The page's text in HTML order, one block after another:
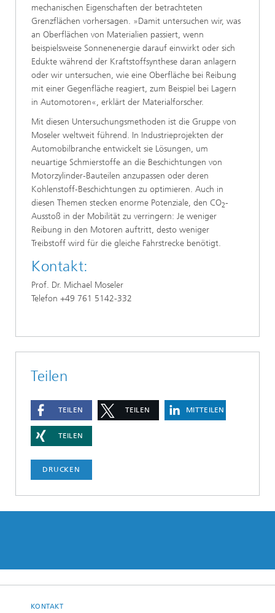
mechanischen Eigenschaften der betrachteten
Grenzflächen vorhersagen. »Damit untersuchen wir, was
an Oberflächen von Materialien passiert, wenn
beispielsweise Sonnenenergie darauf einwirkt oder sich
Edukte während der Kraftstoffsynthese daran anlagern
oder wir untersuchen, wie eine Oberfläche bei Reibung
mit einer Gegenfläche reagiert, zum Beispiel bei Lagern
in Automotoren«, erklärt der Materialforscher.
Mit diesen Untersuchungsmethoden ist die Gruppe von
Moseler weltweit führend. In Industrieprojekten der
Automobilbranche entwickelt sie Lösungen, um
neuartige Schmierstoffe an die Beschichtungen von
Motorzylinder-Bauteilen anzupassen oder deren
Kohlenstoff-Beschichtungen zu optimieren. Auch in
diesen Themen stecken enorme Potenziale, den CO2-
Ausstoß in der Mobilität zu verringern: Je weniger
Reibung in den Motoren auftritt, desto weniger
Treibstoff wird für die gleiche Fahrstrecke benötigt.
Kontakt:
Prof. Dr. Michael Moseler
Telefon +49 761 5142-332
Teilen
TEILEN TEILEN MITTEILEN
TEILEN
DRUCKEN
KONTAKT